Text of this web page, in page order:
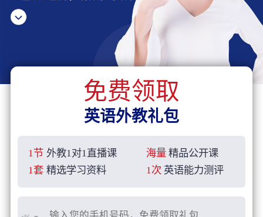
免费领取
英语外教礼包
1节 外教1对1直播课 海量 精品公开课
1套 精选学习资料 1次 英语能力测评